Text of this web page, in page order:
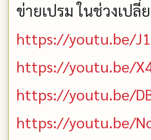
ข่ายเปรม ในช่วงเปลี่
https://youtu.be/
https://youtu.be/
https://youtu.be/
https://youtu.be/